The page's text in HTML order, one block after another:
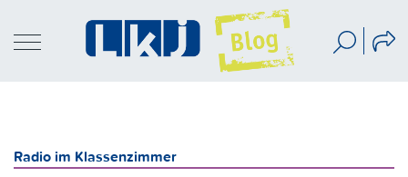
Radio im Klassenzimmer